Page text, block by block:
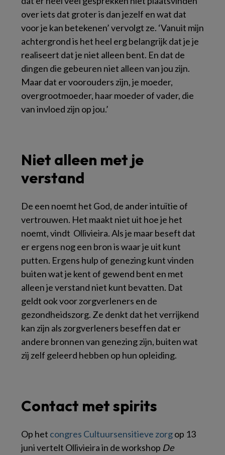
over iets dat groter is dan jezelf en wat dat
voor je kan betekenen’ vervolgt ze. ‘Vanuit mijn
achtergrond is het heel erg belangrijk dat je je
realiseert dat je niet alleen bent. En dat de
dingen die gebeuren niet alleen van jou zijn.
Maar dat er voorouders zijn, je moeder,
overgrootmoeder, haar moeder of vader, die
van invloed zijn op jou.’
Niet alleen met je
verstand
De een noemt het God, de ander intuïtie of
vertrouwen. Het maakt niet uit hoe je het
noemt, vindt Ollivieira. Als je maar beseft dat
er ergens nog een bron is waar je uit kunt
putten. Ergens hulp of genezing kunt vinden
buiten wat je kent of gewend bent en met
alleen je verstand niet kunt bevatten. Dat
geldt ook voor zorgverleners en de
gezondheidszorg. Ze denkt dat het verrijkend
kan zijn als zorgverleners beseffen dat er
andere bronnen van genezing zijn, buiten wat
zij zelf geleerd hebben op hun opleiding.
Contact met spirits
Op het congres Cultuursensitieve zorgop 13
juni vertelt Ollivieira in de workshop De